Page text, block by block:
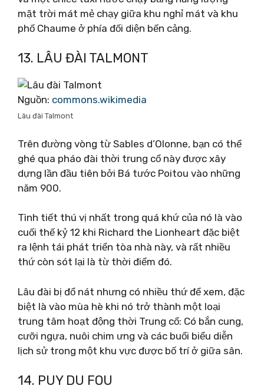
mặt trời mát mẻ chạy giữa khu nghỉ mát và khu
phố Chaume ở phía đối diện bến cảng.
13. LÂU ĐÀI TALMONT
Nguồn: commons.wikimedia
Lâu đài Talmont
Trên đường vòng từ Sables d’Olonne, bạn có thể
ghé qua pháo đài thời trung cổ này được xây
dựng lần đầu tiên bởi Bá tước Poitou vào những
năm 900.
Tình tiết thú vị nhất trong quá khứ của nó là vào
cuối thế kỷ 12 khi Richard the Lionheart đặc biệt
ra lệnh tái phát triển tòa nhà này, và rất nhiều
thứ còn sót lại là từ thời điểm đó.
Lâu đài bị đổ nát nhưng có nhiều thứ để xem, đặc
biệt là vào mùa hè khi nó trở thành một loại
trung tâm hoạt động thời Trung cổ: Có bắn cung,
cưỡi ngựa, nuôi chim ưng và các buổi biểu diễn
lịch sử trong một khu vực được bố trí ở giữa sân.
14. PUY DU FOU